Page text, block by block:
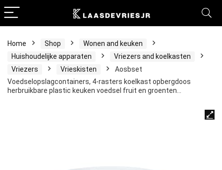
Home Shop
Wonen and keuken
Huishoudelijke apparaten
Vriezers and koelkasten
Vriezers
Vrieskisten
Aosbset
Voedselopslagcontainers, 4-rasters koelkast opbergdoos
herbruikbare plastic keuken voedsel fruit en groenten…